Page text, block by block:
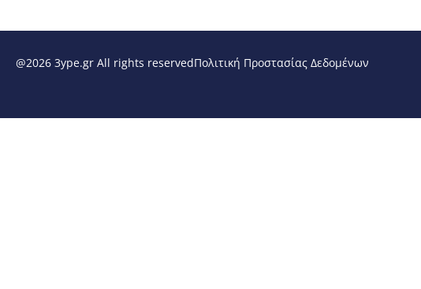
@2026 3ype.gr All rights reservedΠολιτική Προστασίας Δεδομένων